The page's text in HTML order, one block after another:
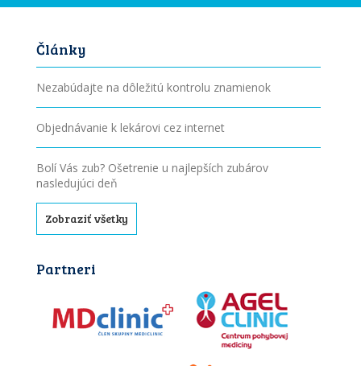
Články
Nezabúdajte na dôležitú kontrolu znamienok
Objednávanie k lekárovi cez internet
Bolí Vás zub? Ošetrenie u najlepších zubárov
nasledujúci deň
Zobraziť všetky
Partneri